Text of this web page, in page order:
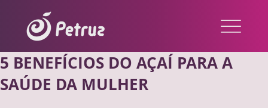
5 BENEFÍCIOS DO AÇAÍ PARA A
SAÚDE DA MULHER